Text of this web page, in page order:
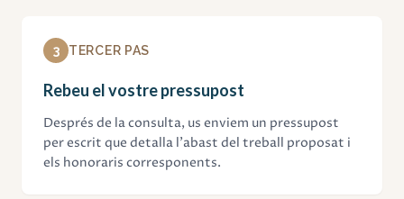
3 TERCER PAS
Rebeu el vostre pressupost
Després de la consulta, us enviem un pressupost
per escrit que detalla l'abast del treball proposat i
els honoraris corresponents.